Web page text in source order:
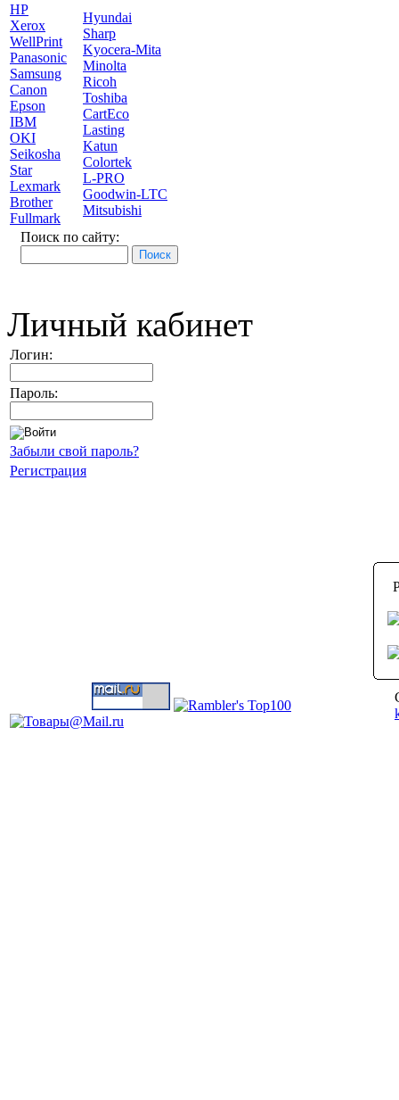
HP
Xerox
WellPrint
Panasonic
Samsung
Canon
Epson
IBM
OKI
Seikosha
Star
Lexmark
Brother
Fullmark
Hyundai
Sharp
Kyocera-Mita
Minolta
Ricoh
Toshiba
CartEco
Lasting
Katun
Colortek
L-PRO
Goodwin-LTC
Mitsubishi
Поиск по сайту:
Личный кабинет
Логин:
Пароль:
Забыли свой пароль?
Регистрация